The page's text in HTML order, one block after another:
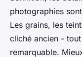
photographies
Les grains, les
cliché ancien -
remarquable.